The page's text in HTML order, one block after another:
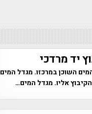
יד מרדכי
השוכן במרכזו. מגדל המים
אליו. מגדל המים…